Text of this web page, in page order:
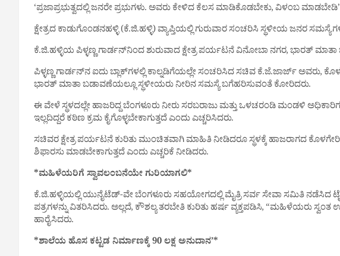
‘ಪ್ರಜಾಪ್ರಭುತ್ವದಲ್ಲಿ ಜನರೇ ಪ್ರಭುಗಳು. ಅವರು ಕೇಳಿದ ಕೆಲಸ ಮಾಡಿಕೊಡಬೇಕು, ವಿಳಂಬ
ಕ್ಷೇತ್ರದ ಕಾಡುಗೊಂಡನಹಳ್ಳಿ (ಕೆ.ಜಿ.ಹಳ್ಳಿ) ವ್ಯಾಪ್ತಿಯಲ್ಲಿ ಗುರುವಾರ ಸಂಚರಿಸಿ ಸ್ಥಳೀಯ ಜನರ
ಕೆ.ಜಿ.ಹಳ್ಳಿಯ ಪಿಳ್ಳಣ್ಣ ಗಾರ್ಡನ್‌ನಿಂದ ಶುರುವಾದ ಕ್ಷೇತ್ರ ಪರ್ಯಟನೆ ವಿನೋಬಾ ನಗರ, ಭಾರತ್
ಪಿಳ್ಳಣ್ಣ ಗಾರ್ಡನ್‌ನ ಐದು ಬ್ಲಾಕ್‌ಗಳಲ್ಲಿ ಕಾಲ್ನಡಿಗೆಯಲ್ಲೇ ಸಂಚರಿಸಿದ ಸಚಿವ ಕೆ.ಜೆ.ಜಾರ್ಜ್
ಭಾರತ್ ಮಾತಾ ಬಡಾವಣೆಯಲ್ಲೂ ಸ್ಥಳೀಯರು ನೀರಿನ ಸಮಸ್ಯೆ ಬಗೆಹರಿಸುವಂತೆ ಕೋರಿದರು.
ಈ ವೇಳೆ ಸ್ಥಳದಲ್ಲೇ ಹಾಜರಿದ್ದ ಬೆಂಗಳೂರು ನೀರು ಸರಬರಾಜು ಮತ್ತು ಒಳಚರಂಡಿ ಮಂಡಳಿ
ಇಲ್ಲದಿದ್ದರೆ ಕಠಿಣ ಕ್ರಮ ಕೈಗೊಳ್ಳಬೇಕಾಗುತ್ತದೆ ಎಂದು ಎಚ್ಚರಿಸಿದರು.
ಸಚಿವರ ಕ್ಷೇತ್ರ ಪರ್ಯಟನೆ ಕುರಿತು ಮುಂಚಿತವಾಗಿ ಮಾಹಿತಿ ನೀಡಿದರೂ ಸ್ಥಳಕ್ಕೆ ಹಾಜರಾಗದ
ಶಿಫಾರಸು ಮಾಡಬೇಕಾಗುತ್ತದೆ ಎಂದು ಎಚ್ಚರಿಕೆ ನೀಡಿದರು.
*ಮಹಿಳೆಯರಿಗೆ ಸ್ವಾವಲಂಬನೆಯೇ ಗುರಿಯಾಗಲಿ*
ಕೆ.ಜಿ.ಹಳ್ಳಿಯಲ್ಲಿ ಯುನೈಟೆಡ್-ವೇ ಬೆಂಗಳೂರು ಸಹಯೋಗದಲ್ಲಿ ಮೈತ್ರಿ ಸರ್ವ ಸೇವಾ ಸಮಿತಿ
ಪತ್ರಗಳನ್ನು ವಿತರಿಸಿದರು. ಅಲ್ಲದೆ, ಕೌಶಲ್ಯ ತರಬೇತಿ ಕುರಿತು ಹರ್ಷ ವ್ಯಕ್ತಪಡಿಸಿ, “ಮಹಿಳೆಯರು
ಹಾರೈಸಿದರು.
*ಶಾಲೆಯ ಹೊಸ ಕಟ್ಟಡ ನಿರ್ಮಾಣಕ್ಕೆ 90 ಲಕ್ಷ ಅನುದಾನ’*